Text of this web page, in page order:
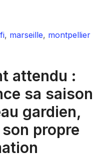
, marseille, montpellier
attendu :
sa saison
gardien,
propre